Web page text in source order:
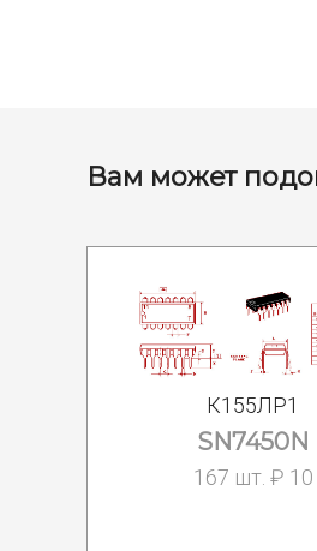
Вам может
К155ЛР1
SN7450N
167 шт. ₽ 10